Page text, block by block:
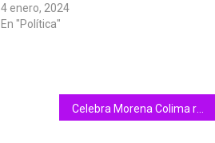
4 enero, 2024
En "Política"